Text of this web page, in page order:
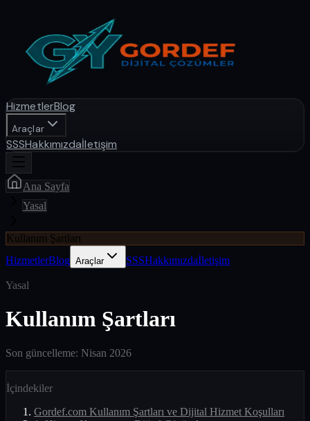
HizmetlerBlog
Araçlar
SSSHakkımızdaİletişim
Ana Sayfa
Yasal
Kullanım Şartları
HizmetlerBlog Araçlar SSSHakkımızdaİletişim
Yasal
Kullanım Şartları
Son güncelleme: Nisan 2026
İçindekiler
Gordef.com Kullanım Şartları ve Dijital Hizmet Koşulları